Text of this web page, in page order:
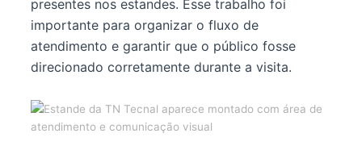
presentes nos estandes. Esse trabalho foi
importante para organizar o fluxo de
atendimento e garantir que o público fosse
direcionado corretamente durante a visita.